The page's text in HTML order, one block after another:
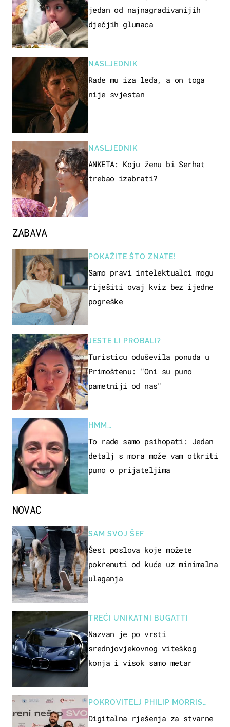
ZABAVA
POKAŽITE ŠTO ZNATE!
Samo pravi intelektualci mogu
riješiti ovaj kviz bez ijedne
pogreške
JESTE LI PROBALI?
Turisticu oduševila ponuda u
Primoštenu: "Oni su puno
pametniji od nas"
HMM…
To rade samo psihopati: Jedan
detalj s mora može vam otkriti
puno o prijateljima
jedan od najnagrađivanijih
dječjih glumaca
NASLJEDNIK
Rade mu iza leđa, a on toga
nije svjestan
NASLJEDNIK
ANKETA: Koju ženu bi Serhat
trebao izabrati?
NOVAC
SAM SVOJ ŠEF
Šest poslova koje možete
pokrenuti od kuće uz minimalna
ulaganja
TREĆI UNIKATNI BUGATTI
Nazvan je po vrsti
srednjovjekovnog viteškog
konja i visok samo metar
POKROVITELJ PHILIP MORRIS
ZAGREB
Digitalna rješenja za stvarne